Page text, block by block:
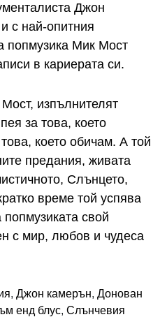
Джон
с най-опитния
попмузика Мик Мост
в кариерата си.
изпълнителят
за това, което
което обичам. А той
предания, живата
Слънцето,
време той успява
свой
с мир, любов и чудеса
, Джон камерън, Донован
енд блус, Слънчевия